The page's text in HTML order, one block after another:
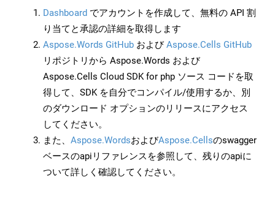
Dashboard でアカウントを作成して、無料の API 割
り当てと承認の詳細を取得します
Aspose.Words GitHub およびAspose.Cells GitHub
リポジトリから Aspose.Words および
Aspose.Cells Cloud SDK for php ソース コードを取
得して、SDK を自分でコンパイル/使用するか、別
のダウンロード オプションのリリースにアクセス
してください。
また、 Aspose.WordsおよびAspose.Cellsのswagger
ベースのapiリファレンスを参照して、残りのapiに
ついて詳しく確認してください。